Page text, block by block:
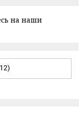
на наши